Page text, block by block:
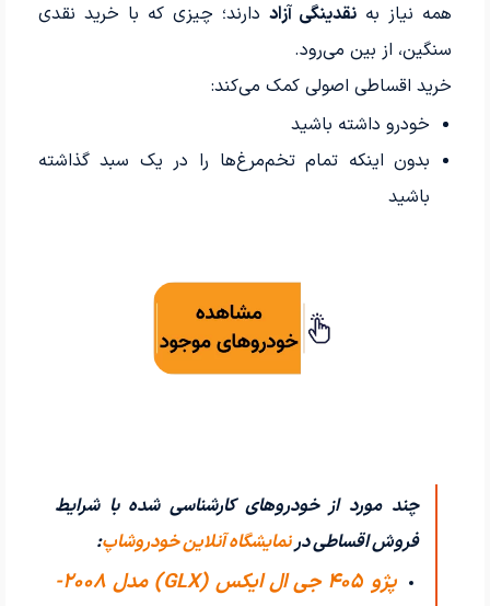
همه نیاز به نقدینگی آزاددارند؛ چیزی که با خرید نقدی
سنگین، از بین می‌رود.
خرید اقساطی اصولی کمک می‌کند:
خودرو داشته باشید
بدون اینکه تمام تخم‌مرغ‌ها را در یک سبد گذاشته
باشید
چند مورد از خودروهای کارشناسی شده با شرایط
فروش اقساطی درنمایشگاه آنلاین خودروشاپ:
پژو 405 جی ال ایکس (GLX) مدل 2008-